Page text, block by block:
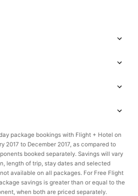
package bookings with Flight + Hotel on
2017 to December 2017, as compared to
booked separately. Savings will vary
length of trip, stay dates and selected
available on all packages. For Free Flight
savings is greater than or equal to the
when both are priced separately.